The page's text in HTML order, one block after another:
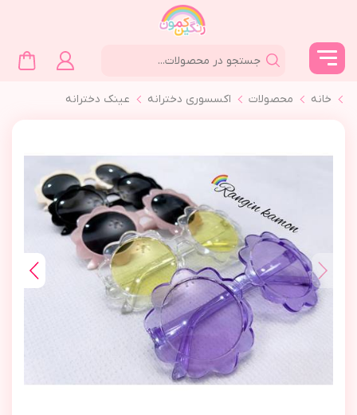
خانه محصولات اکسسوری دخترانه عینک دخترانه